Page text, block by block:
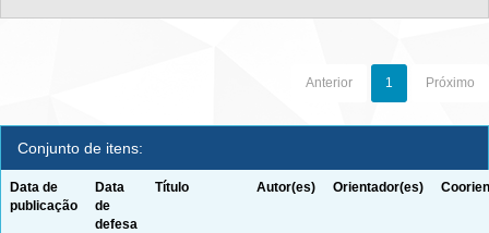
Anterior 1 Próximo
Conjunto de itens:
Data de
publicação
Data
de
defesa
Título Autor(es) Orientador(es)